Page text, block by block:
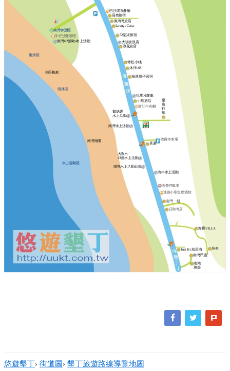
鄧哥帆船
衝浪區
南灣休憩區
南灣海灘
游泳區
水上活動區
大阪六
13號水上活動
南灣水上活動
巴沙諾瓦餐廳
浪花旅店
大頭衝浪店
青松小棧
悅馬沙灘車
浙江牛肉麵
收費停車場
覓夏
迷路小章魚餐酒館
Just Hi 就是海
鵝媽媽
水上活動
海牛水上活動
樂
逸
行
旅
小島旅店
烏布
南鴻
雅築
海遇親子民宿
嵐海灣旅店
南灣民宿
Lounge Casa
居然旅宿
日和灣居
牛仔沙灘酒吧
南灣一棧
海椰VILLA
南灣水上活動61號
收費停車場
沐洋168
52柒柒旅宿
南灣62號歐a水上活動
悠遊墾丁› 街道圖› 墾丁旅遊路線導覽地圖